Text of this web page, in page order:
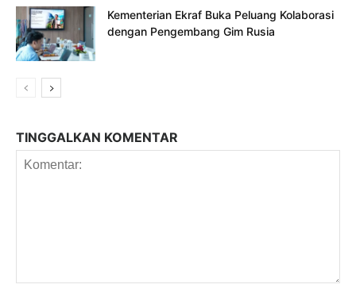
Kementerian Ekraf Buka Peluang Kolaborasi
dengan Pengembang Gim Rusia
TINGGALKAN KOMENTAR